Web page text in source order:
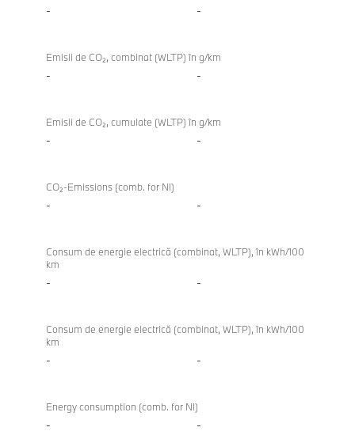
- -
Emisii de CO₂, combinat (WLTP) în g/km
- -
Emisii de CO₂, cumulate (WLTP) în g/km
- -
CO₂-Emissions (comb. for NI)
- -
Consum de energie electrică (combinat, WLTP), în kWh/100
km
- -
Consum de energie electrică (combinat, WLTP), în kWh/100
km
- -
Energy consumption (comb. for NI)
- -